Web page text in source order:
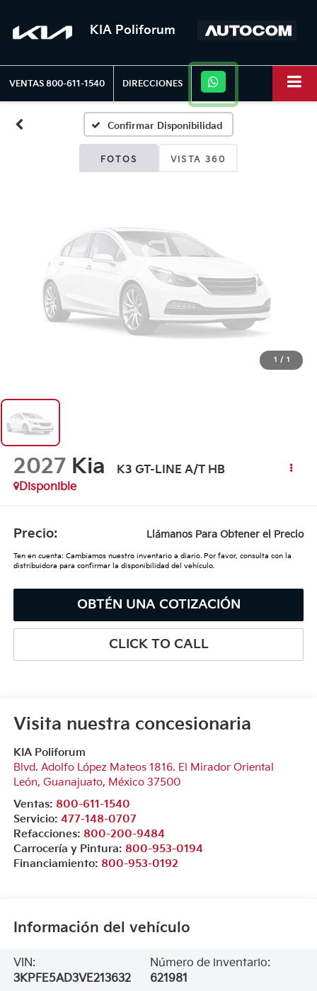
KIA Poliforum
VENTAS 800-611-1540 DIRECCIONES
Confirmar Disponibilidad
FOTOS VISTA 360
Disponibles
Por favor, revise luego
1 / 1
2027 Kia
K3 GT-LINE A/T HB
Disponible
Precio: Llámanos Para Obtener el Precio
Ten en cuenta: Cambiamos nuestro inventario a diario. Por favor, consulta con la
distribuidora para confirmar la disponibilidad del vehículo.
OBTÉN UNA COTIZACIÓN
CLICK TO CALL
Visita nuestra concesionaria
KIA Poliforum
Blvd. Adolfo López Mateos 1816. El Mirador Oriental
León, Guanajuato, México 37500
Ventas: 800-611-1540
Servicio: 477-148-0707
Refacciones: 800-200-9484
Carrocería y Pintura: 800-953-0194
Financiamiento: 800-953-0192
Información del vehículo
VIN:
3KPFE5AD3VE213632
Número de inventario:
621981